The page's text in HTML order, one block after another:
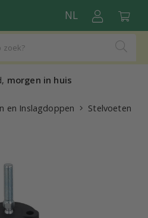
NL
morgen in huis
en Inslagdoppen Stelvoeten